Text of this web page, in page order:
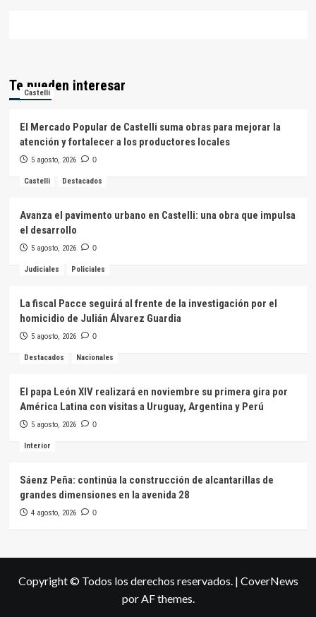
Te pueden interesar
Castelli
El Mercado Popular de Castelli suma obras para mejorar la
atención y fortalecer a los productores locales
5 agosto, 2026 0
Castelli Destacados
Avanza el pavimento urbano en Castelli: una obra que impulsa
el desarrollo
5 agosto, 2026 0
Judiciales Policiales
La fiscal Pacce seguirá al frente de la investigación por el
homicidio de Julián Álvarez Guardia
5 agosto, 2026 0
Destacados Nacionales
El papa León XIV realizará en noviembre su primera gira por
América Latina con visitas a Uruguay, Argentina y Perú
5 agosto, 2026 0
Interior
Sáenz Peña: continúa la construcción de alcantarillas de
grandes dimensiones en la avenida 28
4 agosto, 2026 0
Copyright © Todos los derechos reservados. | CoverNews
por AF themes.